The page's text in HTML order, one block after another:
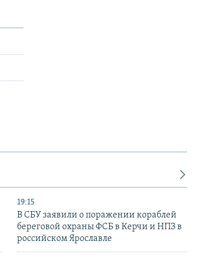
19:15
В СБУ заявили о поражении кораблей
береговой охраны ФСБ в Керчи и НПЗ в
российском Ярославле